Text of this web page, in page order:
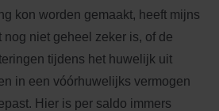
kon worden gemaakt, heeft mijns
niet geheel zeker is, of de
tijdens het huwelijk uit
in een vóórhuwelijks vermogen
Hier is per saldo immers